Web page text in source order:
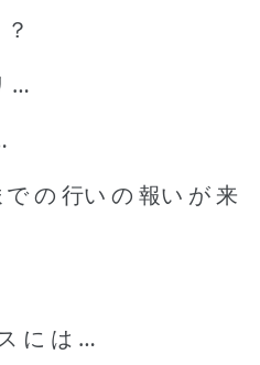
…
の 行い の 報い が 来
に は …